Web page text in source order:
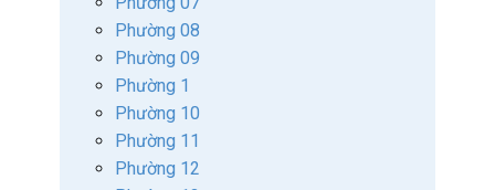
Phường 08
Phường 09
Phường 1
Phường 10
Phường 11
Phường 12